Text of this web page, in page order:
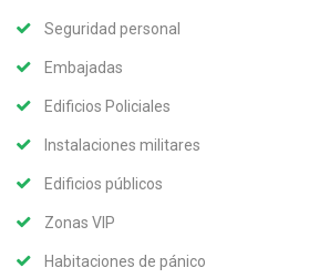
Seguridad personal
Embajadas
Edificios Policiales
Instalaciones militares
Edificios públicos
Zonas VIP
Habitaciones de pánico